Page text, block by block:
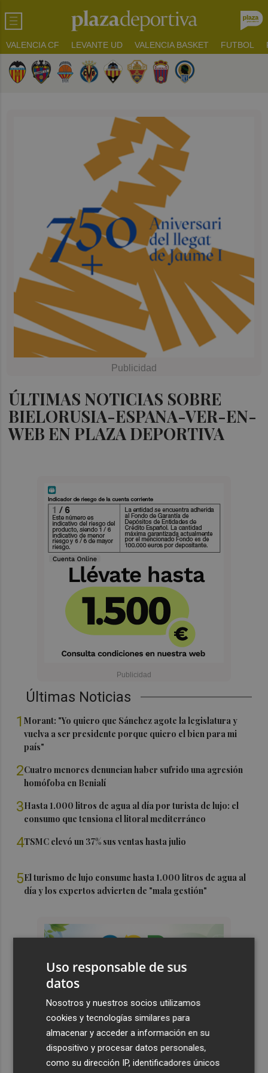
VALENCIA CF LEVANTE UD VALENCIA BASKET FUTBOL
ÚLTIMAS NOTICIAS SOBRE
BIELORUSIA-ESPANA-VER-EN-
WEB EN PLAZA DEPORTIVA
Últimas Noticias
1Morant: "Yo quiero que Sánchez agote la legislatura y
vuelva a ser presidente porque quiero el bien para mi
país"
2Cuatro menores denuncian haber sufrido una agresión
homófoba en Benialí
3Hasta 1.000 litros de agua al día por turista de lujo: el
consumo que tensiona el litoral mediterráneo
4TSMC elevó un 37% sus ventas hasta julio
5El turismo de lujo consume hasta 1.000 litros de agua al
día y los expertos advierten de "mala gestión"
Uso responsable de sus
datos
Nosotros y nuestros socios utilizamos
cookies y tecnologías similares para
almacenar y acceder a información en su
dispositivo y procesar datos personales,
como su dirección IP, identificadores únicos